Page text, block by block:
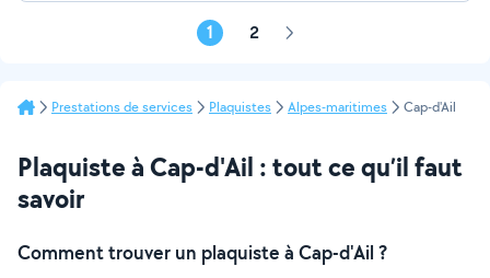
1 2 Page
Prestations de services Plaquistes Alpes-maritimes Cap-d'Ail
Plaquiste à Cap-d'Ail : tout ce qu’il faut
savoir
Comment trouver un plaquiste à Cap-d'Ail ?